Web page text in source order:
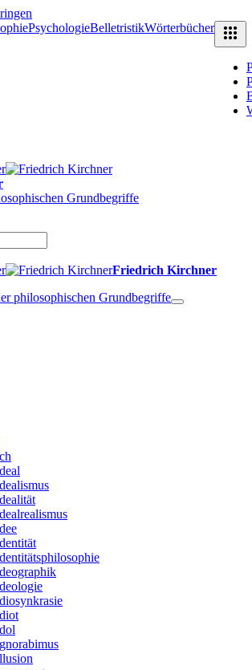
PsychologieBelletristikWörterbücher
Grundbegriffe
Friedrich Kirchner
philosophischen Grundbegriffe